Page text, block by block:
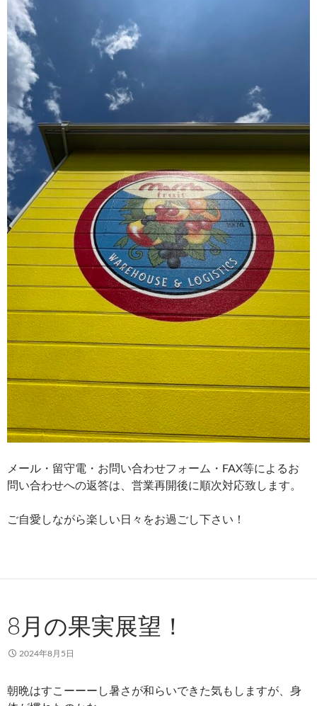
メール・留守電・お問い合わせフォーム・FAX等によるお
問い合わせへの返答は、営業再開後に順次対応致します。
ご自愛しながら楽しい日々をお過ごし下さい！
8月の果実展望！
2024年8月5日
朝晩はすこーーーし暑さが和らいできた気もしますが、身